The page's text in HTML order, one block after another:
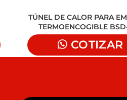
TÚNEL DE CALOR PARA
TERMOENCOGIBLE
COTIZAR